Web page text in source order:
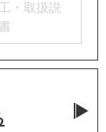
・取扱説